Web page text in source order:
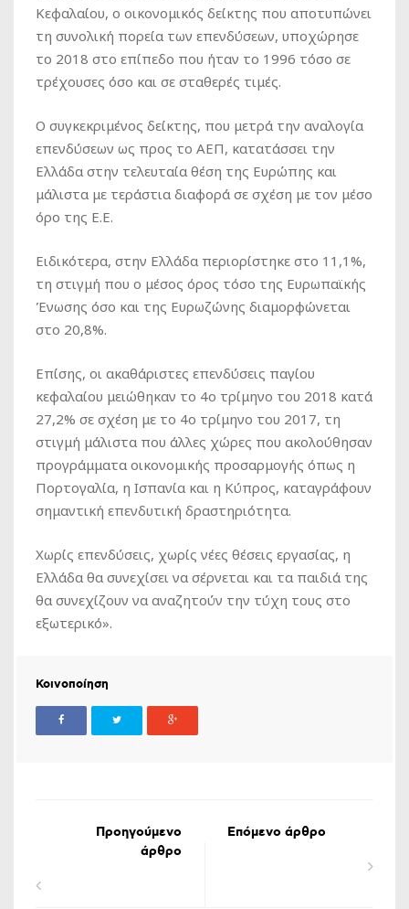
Κεφαλαίου, ο οικονομικός δείκτης που αποτυπώνει
τη συνολική πορεία των επενδύσεων, υποχώρησε
το 2018 στο επίπεδο που ήταν το 1996 τόσο σε
τρέχουσες όσο και σε σταθερές τιμές.
Ο συγκεκριμένος δείκτης, που μετρά την αναλογία
επενδύσεων ως προς το ΑΕΠ, κατατάσσει την
Ελλάδα στην τελευταία θέση της Ευρώπης και
μάλιστα με τεράστια διαφορά σε σχέση με τον μέσο
όρο της Ε.Ε.
Ειδικότερα, στην Ελλάδα περιορίστηκε στο 11,1%,
τη στιγμή που ο μέσος όρος τόσο της Ευρωπαϊκής
Ένωσης όσο και της Ευρωζώνης διαμορφώνεται
στο 20,8%.
Επίσης, οι ακαθάριστες επενδύσεις παγίου
κεφαλαίου μειώθηκαν το 4o τρίμηνο του 2018 κατά
27,2% σε σχέση με το 4o τρίμηνο του 2017, τη
στιγμή μάλιστα που άλλες χώρες που ακολούθησαν
προγράμματα οικονομικής προσαρμογής όπως η
Πορτογαλία, η Ισπανία και η Κύπρος, καταγράφουν
σημαντική επενδυτική δραστηριότητα.
Χωρίς επενδύσεις, χωρίς νέες θέσεις εργασίας, η
Ελλάδα θα συνεχίσει να σέρνεται και τα παιδιά της
θα συνεχίζουν να αναζητούν την τύχη τους στο
εξωτερικό».
Κοινοποίηση
Προηγούμενο
άρθρο
Επόμενο άρθρο